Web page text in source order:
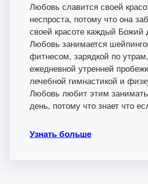
Любовь славится своей
неспроста, потому что она
своей красоте каждый Божий
Любовь занимается
фитнесом, зарядкой по утрам,
ежедневной утренней
лечебной гимнастикой и
Любовь любит этим
день, потому что знает что
Узнать больше